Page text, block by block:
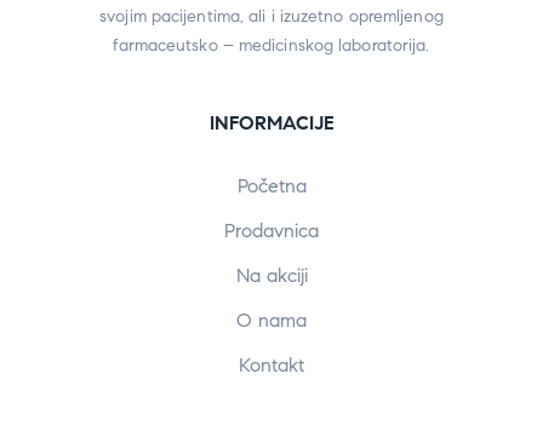
svojim pacijentima, ali i izuzetno opremljenog
farmaceutsko – medicinskog laboratorija.
INFORMACIJE
Početna
Prodavnica
Na akciji
O nama
Kontakt